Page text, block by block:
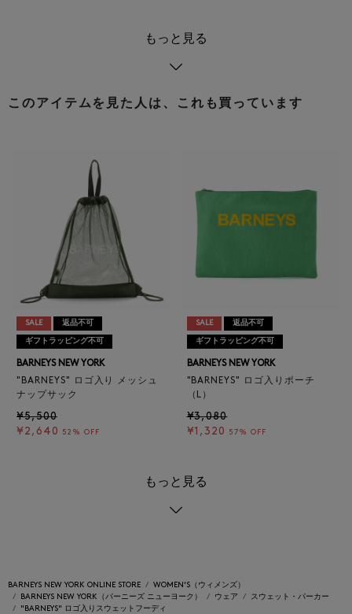
もっと見る
このアイテムを見た人は、これも買っています
SALE 返品不可
ギフトラッピング不可
BARNEYS NEW YORK
"BARNEYS" ロゴ入り メッシュ
ナップサック
¥5,500
¥2,640
52% OFF
SALE 返品不可
ギフトラッピング不可
BARNEYS NEW YORK
"BARNEYS" ロゴ入りポーチ
（L）
¥3,080
¥1,320
57% OFF
もっと見る
BARNEYS NEW YORK ONLINE STORE
WOMEN'S（ウィメンズ）
BARNEYS NEW YORK（バーニーズ ニューヨーク）
ウェア
スウェット・パーカー
"BARNEYS" ロゴ入りスウェットフーディ